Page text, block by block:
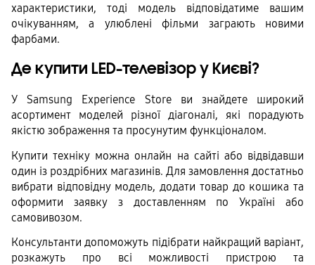
характеристики, тоді модель відповідатиме вашим
очікуванням, а улюблені фільми заграють новими
фарбами.
Де купити LED-телевізор у Києві?
У Samsung Experience Store ви знайдете широкий
асортимент моделей різної діагоналі, які порадують
якістю зображення та просунутим функціоналом.
Купити техніку можна онлайн на сайті або відвідавши
один із роздрібних магазинів. Для замовлення достатньо
вибрати відповідну модель, додати товар до кошика та
оформити заявку з доставленням по Україні або
самовивозом.
Консультанти допоможуть підібрати найкращий варіант,
розкажуть про всі можливості пристрою та